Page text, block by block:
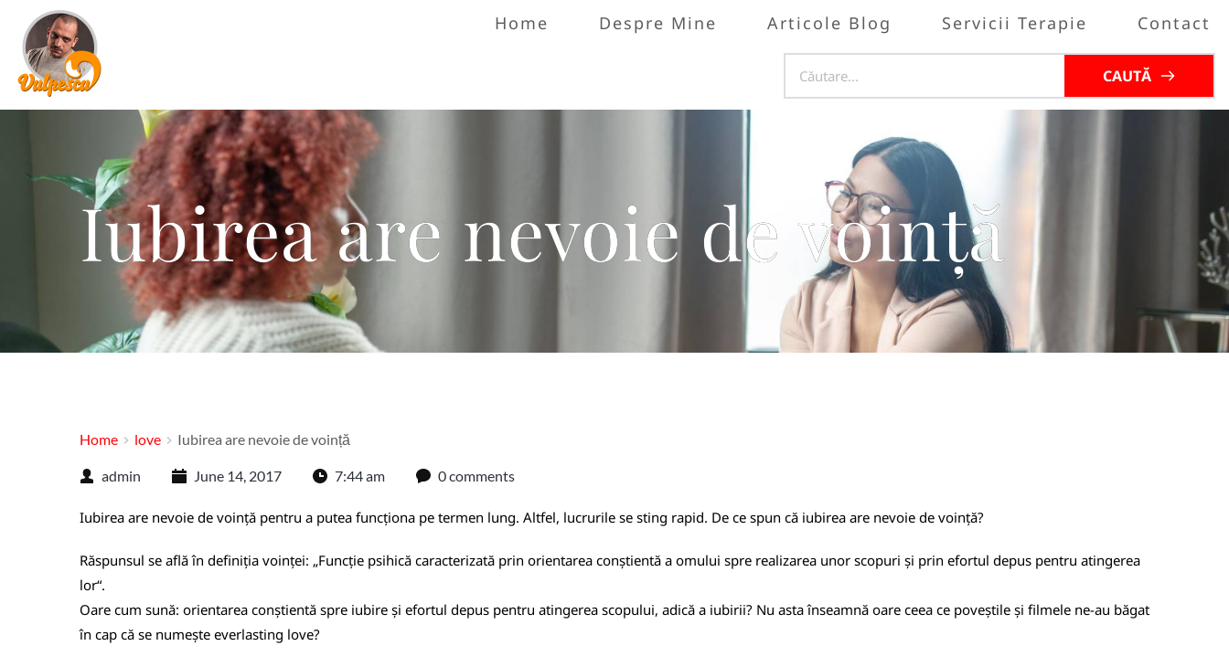
Home Despre Mine Articole Blog Servicii Terapie Contact
CAUTĂ
Iubirea are nevoie de voință
Home love Iubirea are nevoie de voință
admin June 14, 2017 7:44 am 0 comments
Iubirea are nevoie de voință pentru a putea funcționa pe termen lung. Altfel, lucrurile se sting rapid. De ce spun că iubirea are nevoie de voință?
Răspunsul se află în definiția voinței: „Funcție psihică caracterizată prin orientarea conștientă a omului spre realizarea unor scopuri și prin efortul depus pentru atingerea
lor“.
Oare cum sună: orientarea conștientă spre iubire și efortul depus pentru atingerea scopului, adică a iubirii? Nu asta înseamnă oare ceea ce poveștile și filmele ne-au băgat
în cap că se numește everlasting love?